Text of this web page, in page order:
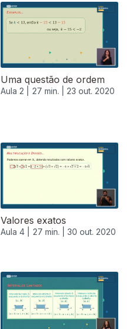
Uma questão de ordem
Aula 2 | 27 min. | 23 out. 2020
Valores exatos
Aula 4 | 27 min. | 30 out. 2020